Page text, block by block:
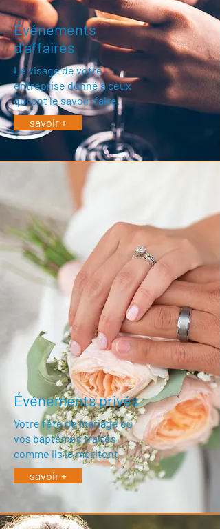
Événements
d'affaires
Le visage de votre
entreprise donné à ceux
qui ont le savoir-faire.
savoir +
Événements privés
Votre fête de mariage ou
vos baptêmes traités
comme ils le méritent
savoir +